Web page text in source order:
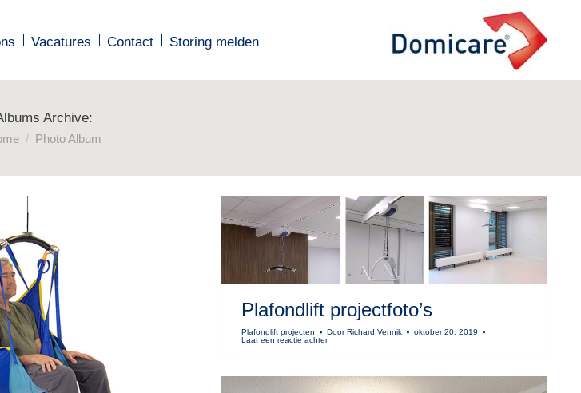
Vacatures Contact Storing melden
Archive:
hier:
Photo Album
Plafondlift projectfoto’s
Plafondlift projecten Door Richard Vennik
oktober 20, 2019
Laat een reactie achter
Vacatures Contact Storing melden